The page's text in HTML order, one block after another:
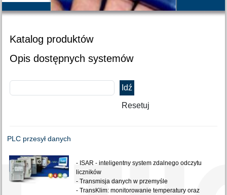
Katalog produktów
Opis dostępnych systemów
PLC przesył danych
- ISAR - inteligentny system zdalnego odczytu
liczników
- Transmisja danych w przemyśle
- TransKlim: monitorowanie temperatury oraz